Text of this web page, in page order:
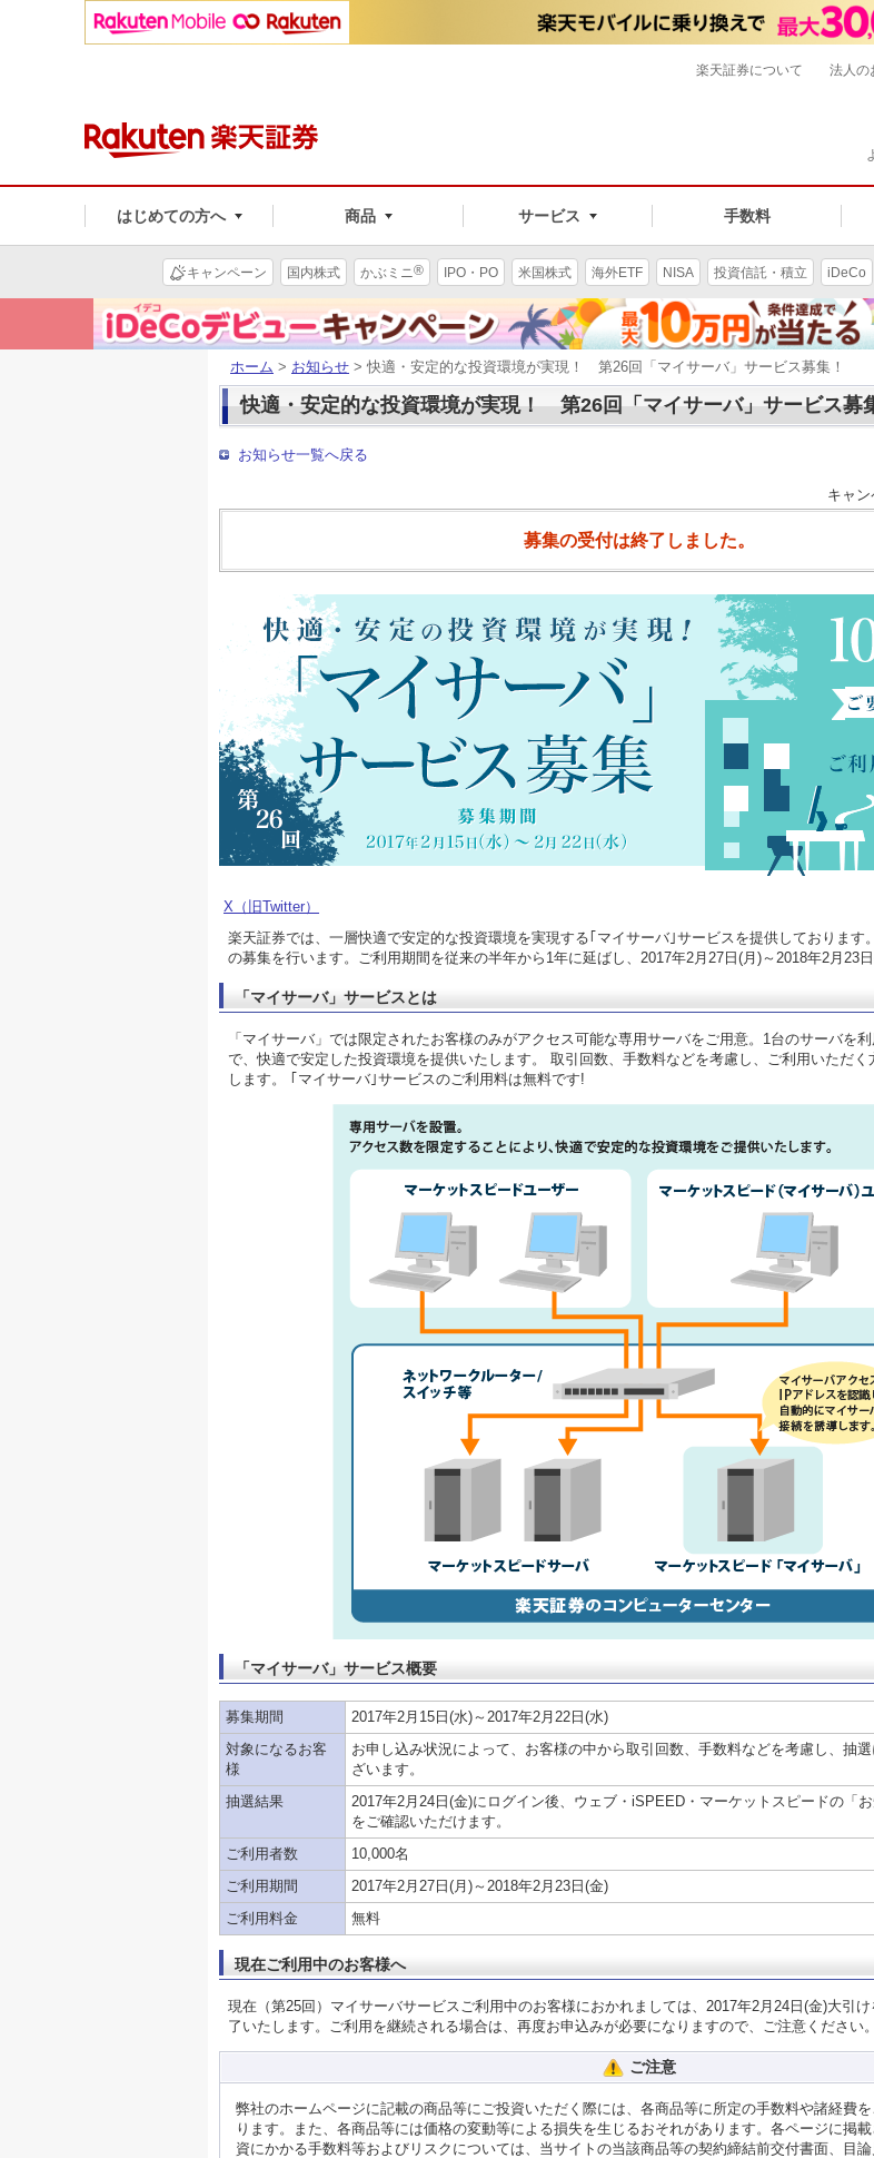
はじめての方へ 商品 サービス 手数料
楽天証券について 法人の
キャンペーン 国内株式 かぶミニ® IPO・PO 米国株式 海外ETF NISA 投資信託・積立 iDeCo
ホーム > お知らせ > 快適・安定的な投資環境が実現！ 第26回「マイサーバ」サービス募集！
快適・安定的な投資環境が実現！ 第26回「マイサーバ」サービス募
お知らせ一覧へ戻る
キャ
募集の受付は終了しました。
X（旧Twitter）
楽天証券では、一層快適で安定的な投資環境を実現する｢マイサーバ｣サービスを提供しております
の募集を行います。ご利用期間を従来の半年から1年に延ばし、2017年2月27日(月)～2018年2月23日
「マイサーバ」サービスとは
「マイサーバ」では限定されたお客様のみがアクセス可能な専用サーバをご用意。1台のサーバを
で、快適で安定した投資環境を提供いたします。 取引回数、手数料などを考慮し、ご利用いただ
します。 ｢マイサーバ｣サービスのご利用料は無料です!
「マイサーバ」サービス概要
募集期間
2017年2月15日(水)～2017年2月22日(水)
対象になるお客
様
お申し込み状況によって、お客様の中から取引回数、手数料などを考慮し、抽
ざいます。
抽選結果
2017年2月24日(金)にログイン後、ウェブ・iSPEED・マーケットスピードの「
をご確認いただけます。
ご利用者数
10,000名
ご利用期間
2017年2月27日(月)～2018年2月23日(金)
ご利用料金
無料
現在ご利用中のお客様へ
現在（第25回）マイサーバサービスご利用中のお客様におかれましては、2017年2月24日(金)大引
了いたします。ご利用を継続される場合は、再度お申込みが必要になりますので、ご注意ください。
ご注意
弊社のホームページに記載の商品等にご投資いただく際には、各商品等に所定の手数料や諸経費
ります。また、各商品等には価格の変動等による損失を生じるおそれがあります。各ページに掲
資にかかる手数料等およびリスクについては、当サイトの当該商品等の契約締結前交付書面、目